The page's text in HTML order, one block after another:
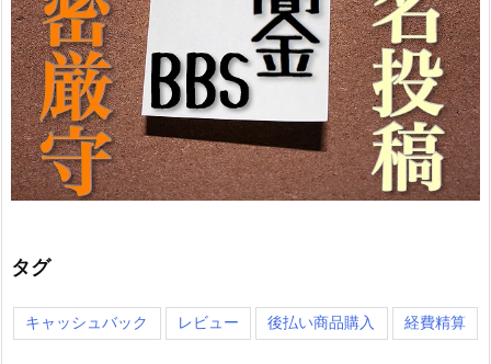
タグ
キャッシュバック レビュー 後払い商品購入 経費精算